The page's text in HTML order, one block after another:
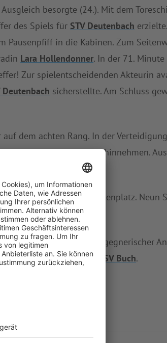
besorgte (24.). Mit dem
des Spiels für STV Deutenbach
Pausenpfiff in die Kabinen. Zum
Lara Hollendonner. In der 71. Minute
Zur spielentscheidenden Akteurin
Deutenbach sicherstellte. Am Schluss
dem achten Rang. In der
in dieser Saison bereits hinnehmen.
Hetzlesden dritten Tabellenplatz. Neun
FC Schlaifhausen
auf gegnerischer
von (SG) TSV Sack/TSV Buch.